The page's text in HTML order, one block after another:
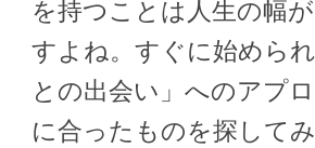
を持つことは人生の幅
すよね。すぐに始めら
との出会い」へのアプ
に合ったものを探してみ